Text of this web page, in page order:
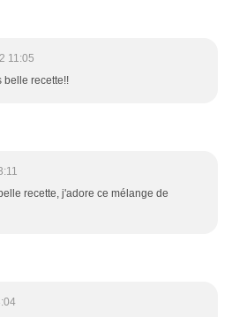
11:05
belle recette!!
recette, j'adore ce mélange de